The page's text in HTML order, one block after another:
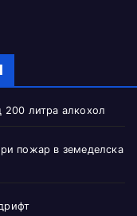
200 литра алкохол
пожар в земеделска